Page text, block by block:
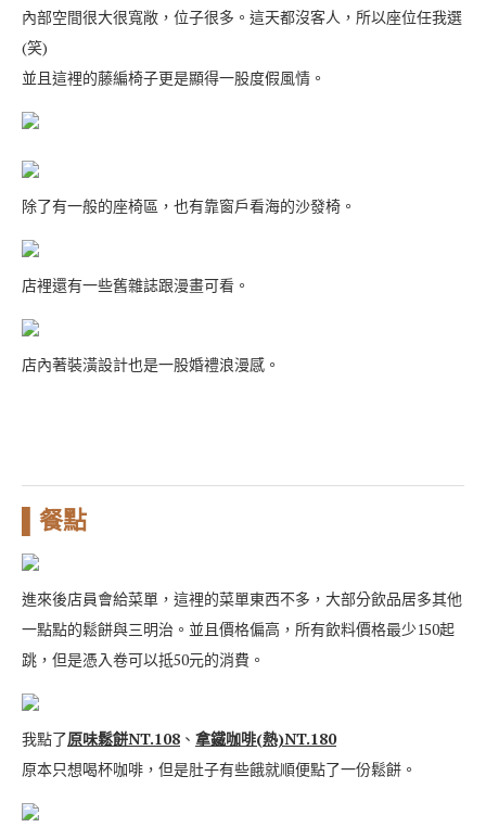
內部空間很大很寬敞，位子很多。這天都沒客人，所以座位任我選
(笑)
並且這裡的藤編椅子更是顯得一股度假風情。
除了有一般的座椅區，也有靠窗戶看海的沙發椅。
店裡還有一些舊雜誌跟漫畫可看。
店內著裝潢設計也是一股婚禮浪漫感。
▌餐點
進來後店員會給菜單，這裡的菜單東西不多，大部分飲品居多其他
一點點的鬆餅與三明治。並且價格偏高，所有飲料價格最少150起
跳，但是憑入卷可以抵50元的消費。
我點了原味鬆餅NT.108 、 拿鐵咖啡(熱)NT.180
原本只想喝杯咖啡，但是肚子有些餓就順便點了一份鬆餅。